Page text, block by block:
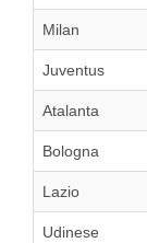
Milan
Juventus
Atalanta
Bologna
Lazio
Udinese